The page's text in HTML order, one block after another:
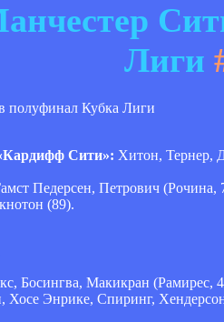
Лиги
Сити»: Хитон, Тернер,
Педерсен, Петрович
(89).
Босингва, Макикран
Хосе Энрике, Спиринг,